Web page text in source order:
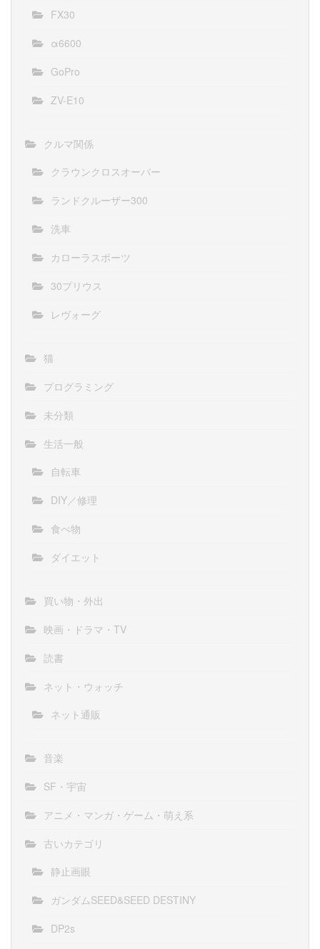
FX30
α6600
GoPro
ZV-E10
クルマ関係
クラウンクロスオーバー
ランドクルーザー300
洗車
カローラスポーツ
30プリウス
レヴォーグ
猫
プログラミング
未分類
生活一般
自転車
DIY／修理
食べ物
ダイエット
買い物・外出
映画・ドラマ・TV
読書
ネット・ウォッチ
ネット通販
音楽
SF・宇宙
アニメ・マンガ・ゲーム・萌え系
古いカテゴリ
静止画眼
ガンダムSEED&SEED DESTINY
DP2s